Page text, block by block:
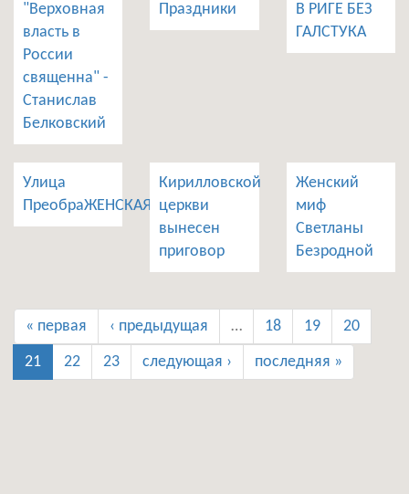
"Верховная
власть в
России
священна" -
Станислав
Белковский
Праздники
В РИГЕ БЕЗ
ГАЛСТУКА
Улица
ПреобраЖЕНСКАЯ
Кирилловской
церкви
вынесен
приговор
Женский
миф
Светланы
Безродной
« первая ‹ предыдущая … 18 19 20
21 22 23 следующая › последняя »